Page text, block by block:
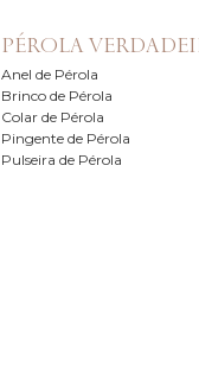
PÉROLA
Anel de Pérola
Brinco de Pérola
Colar de Pérola
Pingente de Pérola
Pulseira de Pérola